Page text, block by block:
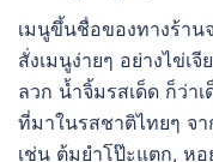
เมนูขึ้นชื่อของทางร้าน
สั่งเมนูง่ายๆ อย่างไข่เ
ลวก น้ำจิ้มรสเด็ด ก็ว่า
ที่มาในรสชาติไทยๆ จ
เช่น ต้มยำโป๊ะแตก, ห